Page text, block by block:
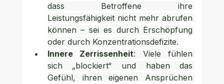
dass Betroffene ihre
Leistungsfähigkeit nicht mehr abrufen
können – sei es durch Erschöpfung
oder durch Konzentrationsdefizite.
Innere Zerrissenheit: Viele fühlen
sich „blockiert“ und haben das
Gefühl, ihren eigenen Ansprüchen